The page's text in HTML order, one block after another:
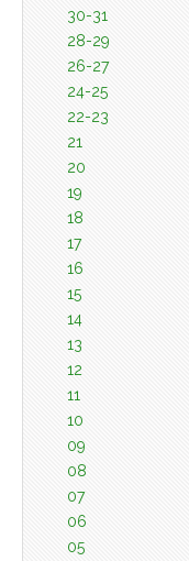
30-31
28-29
26-27
24-25
22-23
21
20
19
18
17
16
15
14
13
12
11
10
09
08
07
06
05